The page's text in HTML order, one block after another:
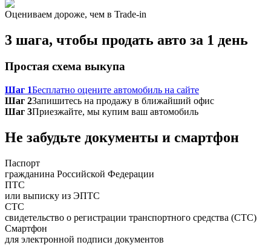
Оцениваем дороже, чем в Trade‑in
3 шага, чтобы продать авто за 1 день
Простая схема выкупа
Шаг 1Бесплатно оцените автомобиль на сайте
Шаг 2Запишитесь на продажу в ближайший офис
Шаг 3Приезжайте, мы купим ваш автомобиль
Не забудьте документы и смартфон
Паспорт
гражданина Российской Федерации
ПТС
или выписку из ЭПТС
СТС
свидетельство о регистрации транспортного средства (СТС)
Смартфон
для электронной подписи документов